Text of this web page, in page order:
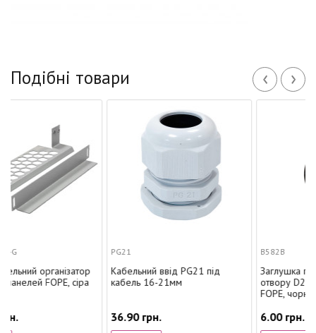
Подібні товари ‹ ›
сіра
Кабельний ввід PG21 під
кабель 16-21мм
Заглушка пластикова
отвору D20 (PG11)